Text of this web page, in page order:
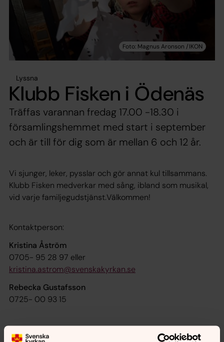
Lyssna
Klubb Fisken i Ödenäs
Träffas varannan fredag 17.00 -18.30 i
församlingshemmet med start i september
och är till för dig som är mellan 6 och 12 år.
Vi sjunger, leker, pysslar och gör annat kul tillsammans.
Klubb Fisken medverkar med sång, ibland som musikal,
vid varje familjegudstjänst.Välkommen!
Kontaktperson:
Kristina Åström
0705- 95 28 97 eller
kristina.astrom@svenskakyrkan.se
Rebecka Gustafsson
0725- 00 93 15